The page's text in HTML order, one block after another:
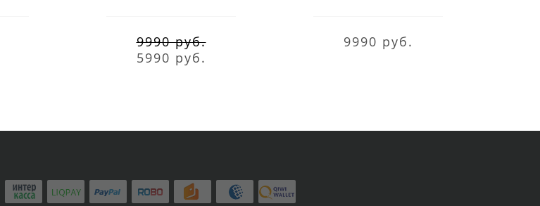
9990 руб.
5990 руб.
9990 руб.